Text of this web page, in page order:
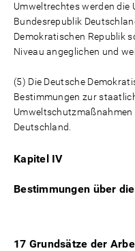
Umweltrechtes werden
Bundesrepublik
Demokratischen Republik
Niveau angeglichen und
(5) Die Deutsche
Bestimmungen zur
Deutschland.
Kapitel IV
Bestimmungen über
17 Grundsätze der